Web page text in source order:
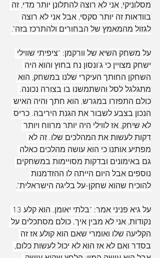
מסלוניקי, אני לא רוצה להתלונן יותר מדי, זה
בוודאות זה יותר סקסי, אבל אני לא רוצה
לגזול מהמאמץ של הבחורים ולהתרכז בזה".
על משחק השיא של וורקמן: "ציפיתי שווילי
ישחק מצויין כי ג'ונסון נח בחוץ והוא היה
השחקן החותך העיקרי שלנו במשחק, הוא
מתגלגל לסל והשתמשנו בו בצורה נכונה.
כולם התפזרו במגרש, הוא חתך והיה האיש
הנכון בצבע לשבור את הגנת היריבה. כריס
לא שיחק, אז לווילי היה יותר מרווח ויותר
דקות לעשות את המהלכים שלו. זה לא
מפתיע אותנו כי הוא עושה מהלכים כאלה
גם באימונים ובדקות מסויימות במשחקים
נוספים אבל היום הייתה לו ההזדמנות
להוכיח שהוא שחקן-על בליגה הישראלית".
נקודות, אני לא מבין איך. כולם מסתכלים על
הקליעה שלו ואומרי שאם הוא קולע אז זה
בסדר ואם לא אז הוא לא יכול לעשות כלום,